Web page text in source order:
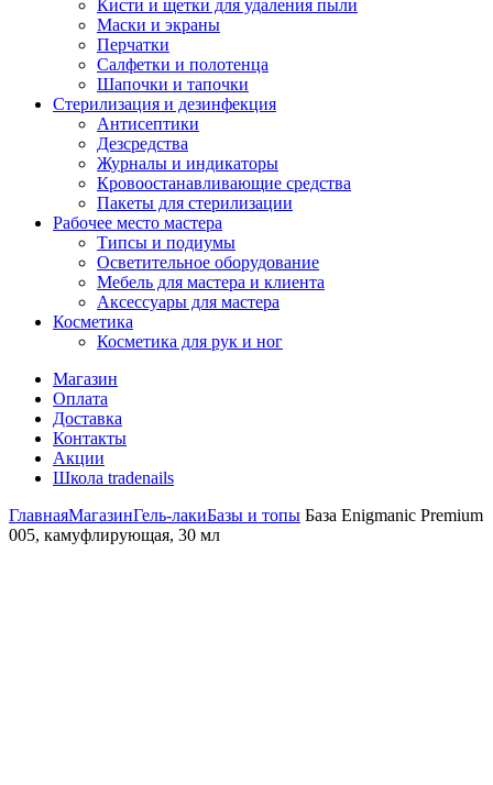
Кисти и щетки для удаления пыли
Маски и экраны
Перчатки
Салфетки и полотенца
Шапочки и тапочки
Стерилизация и дезинфекция
Антисептики
Дезсредства
Журналы и индикаторы
Кровоостанавливающие средства
Пакеты для стерилизации
Рабочее место мастера
Типсы и подиумы
Осветительное оборудование
Мебель для мастера и клиента
Аксессуары для мастера
Косметика
Косметика для рук и ног
Магазин
Оплата
Доставка
Контакты
Акции
Школа tradenails
ГлавнаяМагазинГель-лакиБазы и топы База Enigmanic Premium
005, камуфлирующая, 30 мл